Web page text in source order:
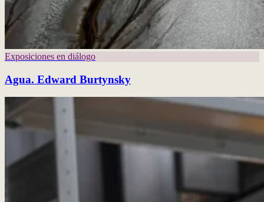
Exposiciones en diálogo
Agua. Edward Burtynsky